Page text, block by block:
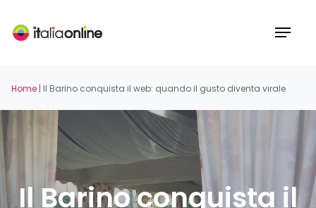
main
Menu
Home | Il Barino conquista il web: quando il gusto diventa virale
Il Barino conquista il